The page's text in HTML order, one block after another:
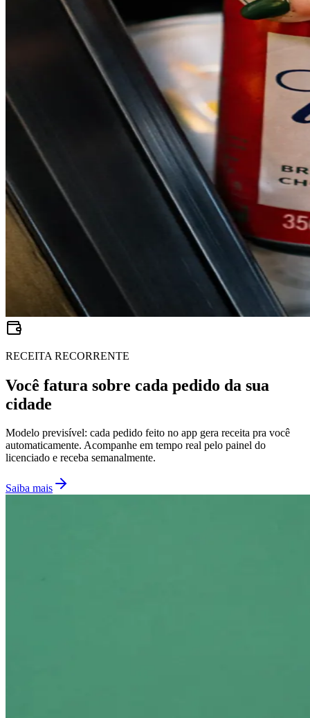
RECEITA RECORRENTE
Você fatura sobre cada pedido da sua
cidade
Modelo previsível: cada pedido feito no app gera receita pra você
automaticamente. Acompanhe em tempo real pelo painel do
licenciado e receba semanalmente.
Saiba mais